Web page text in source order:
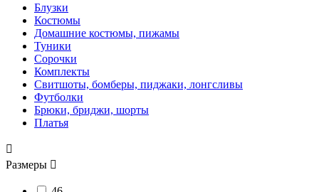
Блузки
Костюмы
Домашние костюмы, пижамы
Туники
Сорочки
Комплекты
Свитшоты, бомберы, пиджаки, лонгсливы
Футболки
Брюки, бриджи, шорты
Платья

Размеры 